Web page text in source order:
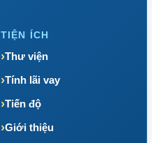
TIỆN ÍCH
Thư viện
Tính lãi vay
Tiến độ
Giới thiệu